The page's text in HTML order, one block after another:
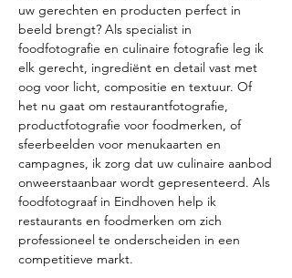
uw gerechten en producten perfect in
beeld brengt? Als specialist in
foodfotografie en culinaire fotografie leg ik
elk gerecht, ingrediënt en detail vast met
oog voor licht, compositie en textuur. Of
het nu gaat om restaurantfotografie,
productfotografie voor foodmerken, of
sfeerbeelden voor menukaarten en
campagnes, ik zorg dat uw culinaire aanbod
onweerstaanbaar wordt gepresenteerd. Als
foodfotograaf in Eindhoven help ik
restaurants en foodmerken om zich
professioneel te onderscheiden in een
competitieve markt.